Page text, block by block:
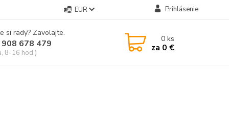
EUR Prihlásenie
si rady? Zavolajte.
678 479
8-16 hod.)
0ks
za 0 €